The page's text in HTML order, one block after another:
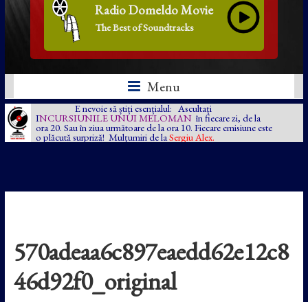
Radio Domeldo Movie
The Best of Soundtracks
Menu
E nevoie să știți esențialul: Ascultați
INCURSIUNILE UNUI MELOMAN în fiecare zi, de la
ora 20. Sau în ziua următoare de la ora 10. Fiecare emisiune este
o plăcută surpriză! Mulțumiri de la Sergiu Alex.
570adeaa6c897eaedd62e12c8
46d92f0_original